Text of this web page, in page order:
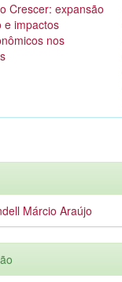
Crescer: expansão
e impactos
nos
Márcio Araújo